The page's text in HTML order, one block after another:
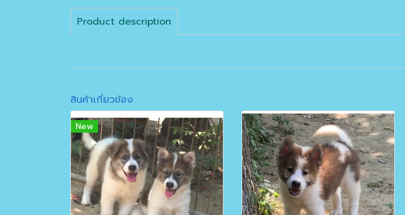
Product description
สินค้าเกี่ยวข้อง
New